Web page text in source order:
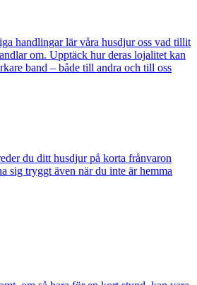
handlingar lär våra husdjur oss vad tillit
om. Upptäck hur deras lojalitet kan
band – både till andra och till oss
du ditt husdjur på korta frånvaron
sig tryggt även när du inte är hemma